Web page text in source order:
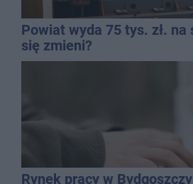
Powiat wyda 75 tys. zł. na
się zmieni?
Rynek pracy w